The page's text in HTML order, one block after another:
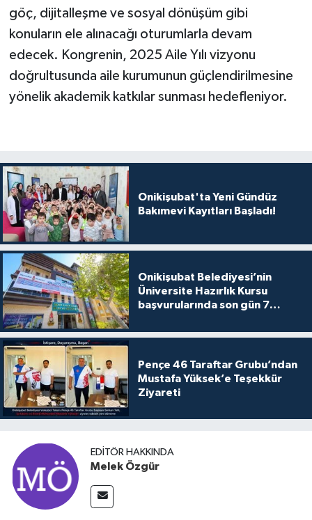
göç, dijitalleşme ve sosyal dönüşüm gibi
konuların ele alınacağı oturumlarla devam
edecek. Kongrenin, 2025 Aile Yılı vizyonu
doğrultusunda aile kurumunun güçlendirilmesine
yönelik akademik katkılar sunması hedefleniyor.
Onikişubat'ta Yeni Gündüz
Bakımevi Kayıtları Başladı!
Onikişubat Belediyesi’nin
Üniversite Hazırlık Kursu
başvurularında son gün 7
Pençe 46 Taraftar Grubu’ndan
Mustafa Yüksek’e Teşekkür
Ziyareti
EDITÖR HAKKINDA
Melek Özgür